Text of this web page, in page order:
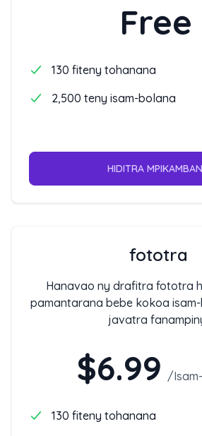
Free
130 fiteny tohanana
2,500 teny isam-bolana
HIDITRA
fototra
Hanavao ny drafitra fototra
pamantarana bebe kokoa
javatra
$6.99 /
130 fiteny tohanana